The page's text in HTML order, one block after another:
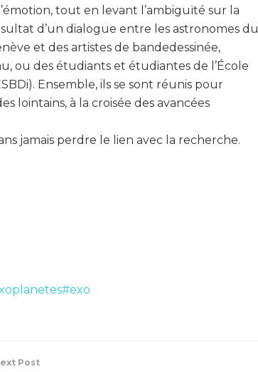
tout en levant l’ambiguïté sur la
d’un dialogue entre les astronomes du
et des artistes de bandedessinée,
ou des étudiants et étudiantes de l’École
Ensemble, ils se sont réunis pour
lointains, à la croisée des avancées
jamais perdre le lien avec la recherche.
Post